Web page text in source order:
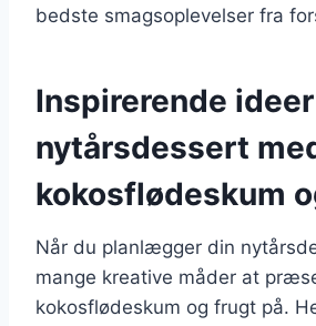
bedste smagsoplevelser fra
Inspirerende
nytårsdessert
kokosflødeskum
Når du planlægger din
mange kreative måder at
kokosflødeskum og frugt på.